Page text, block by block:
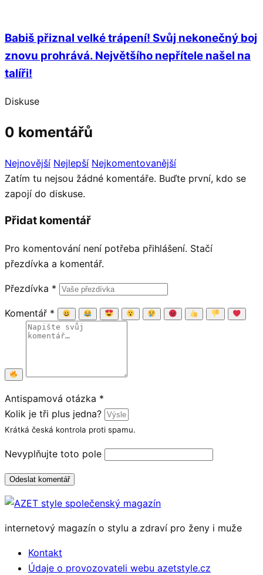
Babiš přiznal velké trápení! Svůj nekonečný boj
znovu prohrává. Největšího nepřítele našel na
talíři!
Diskuse
0 komentářů
Nejnovější Nejlepší Nejkomentovanější
Zatím tu nejsou žádné komentáře. Buďte první, kdo se
zapojí do diskuse.
Přidat komentář
Pro komentování není potřeba přihlášení. Stačí
přezdívka a komentář.
Přezdívka *
Komentář *
Antispamová otázka *
Kolik je tři plus jedna?
Krátká česká kontrola proti spamu.
Nevyplňujte toto pole
Odeslat komentář
internetový magazín o stylu a zdraví pro ženy i muže
Kontakt
Údaje o provozovateli webu azetstyle.cz